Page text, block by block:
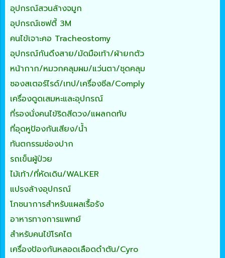
อุปกรณ์สวนล้างจมูก
อุปกรณ์เซฟตี้ 3M
คนไข้เจาะคอ Tracheostomy
อุปกรณ์กันดึงสาย/มัดมือเท้า/ผ้ายกตัว
หน้ากาก/หมวกคลุมผม/แว่นตา/ชุดคลุม
ซองสเตอร์ไรด์/เทป/เครื่องซีล/Comply
เครื่องดูดเสมหะและอุปกรณ์
ที่รองนั่งคนไข้ริดสีดวง/แผลกดทับ
ที่อุดหูป้องกันเสียง/น้ำ
ทันตกรรมช่องปาก
รถเข็นผู้ป่วย
ไม้เท้า/ที่หัดเดิน/WALKER
แปรงล้างอุปกรณ์
โภชนาการสำหรับแผลเรื้อรัง
อาหารทางการแพทย์
สำหรับคนไข้โรคไต
เครื่องป้องกันหลอดเลือดดำตัน/Cyro